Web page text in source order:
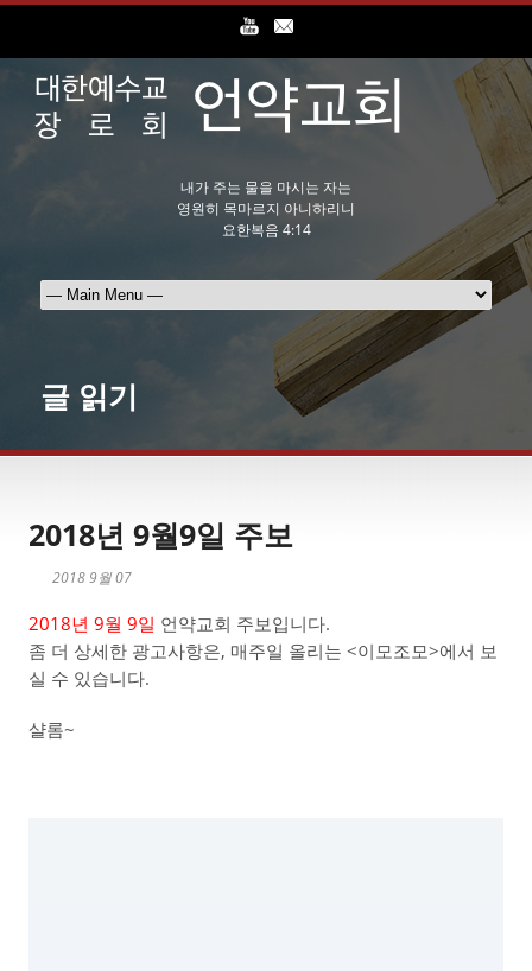
내가 주는 물을 마시는 자는
영원히 목마르지 아니하리니
요한복음 4:14
글 읽기
2018년 9월9일 주보
2018 9월 07
2018년 9월 9일 언약교회 주보입니다.
좀 더 상세한 광고사항은, 매주일 올리는 <이모조모>에서 보
실 수 있습니다.
샬롬~